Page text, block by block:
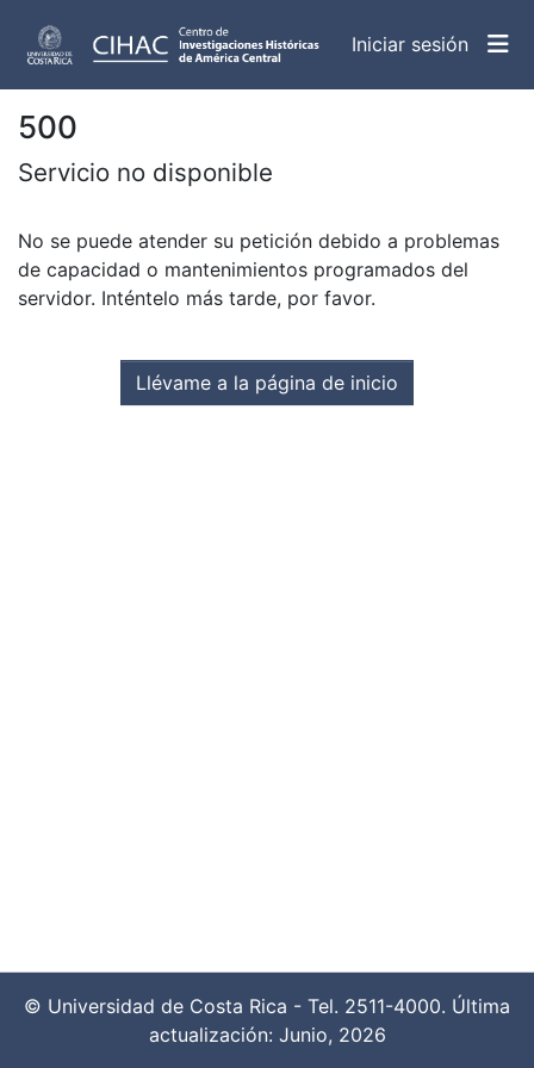
Iniciar sesión
500
Servicio no disponible
No se puede atender su petición debido a problemas
de capacidad o mantenimientos programados del
servidor. Inténtelo más tarde, por favor.
Llévame a la página de inicio
© Universidad de Costa Rica - Tel. 2511-4000. Última
actualización: Junio, 2026